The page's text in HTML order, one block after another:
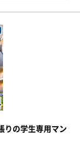
りの学生専用マン